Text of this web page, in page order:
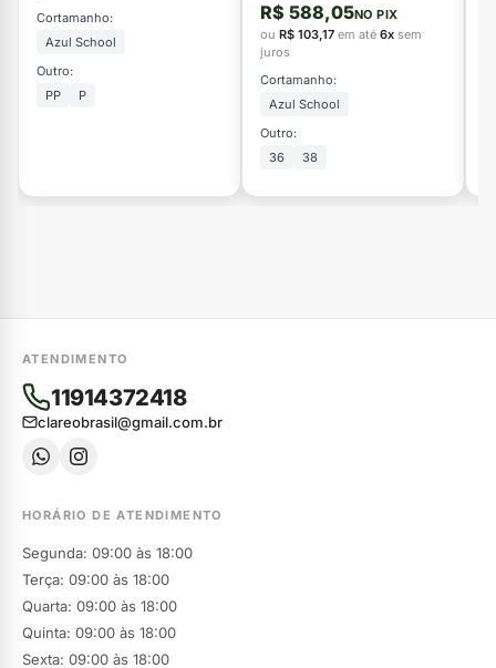
Cortamanho:
Azul School
Outro:
PP
P
R$ 588,05NO PIX
ou R$ 103,17 em até 6x sem
juros
Cortamanho:
Azul School
Outro:
36
38
ATENDIMENTO
11914372418
clareobrasil@gmail.com.br
HORÁRIO DE ATENDIMENTO
Segunda: 09:00 às 18:00
Terça: 09:00 às 18:00
Quarta: 09:00 às 18:00
Quinta: 09:00 às 18:00
Sexta: 09:00 às 18:00